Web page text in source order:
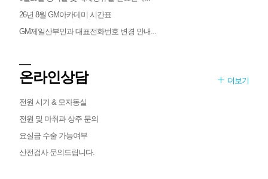
26년 8월 GM아카데미 시간표
GM제일산부인과 대표전화번호 변경 안내...
온라인상담 더보기
전원 시기 & 모자동실
전원 및 마취과 상주 문의
요실금 수술 가능여부
산전검사 문의드립니다.